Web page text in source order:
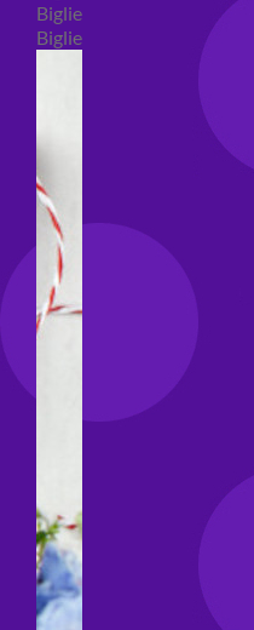
Biglietti auguri laurea
Biglietti auguri generici